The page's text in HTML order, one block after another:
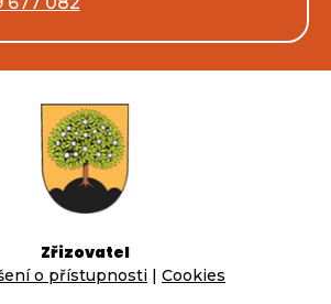
Zřizovatel
o přístupnosti Cookies